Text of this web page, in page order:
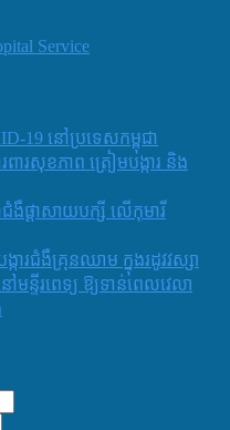
Service
19 នៅប្រទេសកម្ពុជា
ពារសុខភាព ត្រៀមបង្ការ និង
ផ្តាសាយបក្សី លើកុមារី
ារជំងឺគ្រុនឈាម ក្នុងរដូវវស្សា
មន្ទីរពេទ្យ ឱ្យទាន់ពេលវេលា